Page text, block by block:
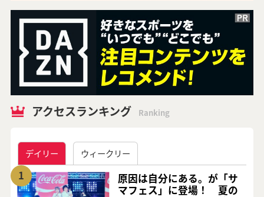
アクセスランキング Ranking
デイリー ウィークリー
1
原因は自分にある。が「サ
マフェス」に登場！ 夏の